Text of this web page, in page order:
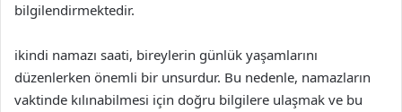
bilgilendirmektedir.
ikindi namazı saati, bireylerin günlük yaşamlarını
düzenlerken önemli bir unsurdur. Bu nedenle, namazların
vaktinde kılınabilmesi için doğru bilgilere ulaşmak ve bu